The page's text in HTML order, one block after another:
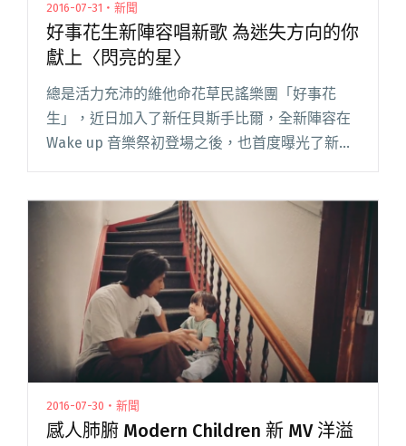
2016-07-31・新聞
好事花生新陣容唱新歌 為迷失方向的你
獻上〈閃亮的星〉
總是活力充沛的維他命花草民謠樂團「好事花
生」，近日加入了新任貝斯手比爾，全新陣容在
Wake up 音樂祭初登場之後，也首度曝光了新歌
〈閃亮的星〉，在輕快的旋律中，鼓勵每個迷失
寫大家在生活中時常碰閱讀全文 "好事花生新陣
容唱新歌 為迷失方向的你獻上〈閃亮的星〉"
2016-07-30・新聞
感人肺腑 Modern Children 新 MV 洋溢